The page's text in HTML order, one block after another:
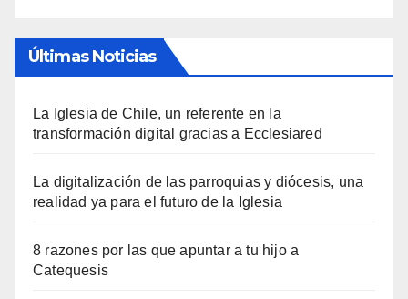
Últimas Noticias
La Iglesia de Chile, un referente en la
transformación digital gracias a Ecclesiared
La digitalización de las parroquias y diócesis, una
realidad ya para el futuro de la Iglesia
8 razones por las que apuntar a tu hijo a
Catequesis